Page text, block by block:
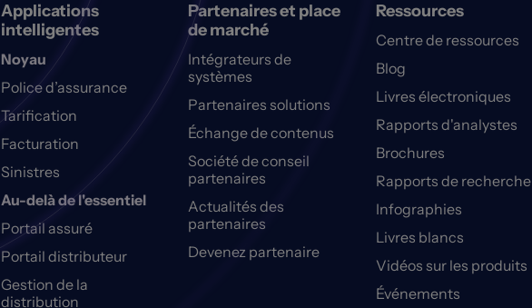
Applications
intelligentes
Noyau
Police d’assurance
Tarification
Facturation
Sinistres
Au-delà de l'essentiel
Portail assuré
Portail distributeur
Gestion de la
distribution
Partenaires et place
de marché
Intégrateurs de
systèmes
Partenaires solutions
Échange de contenus
Société de conseil
partenaires
Actualités des
partenaires
Devenez partenaire
Ressources
Centre de ressources
Blog
Livres électroniques
Rapports d'analystes
Brochures
Rapports de recherche
Infographies
Livres blancs
Vidéos sur les produits
Événements